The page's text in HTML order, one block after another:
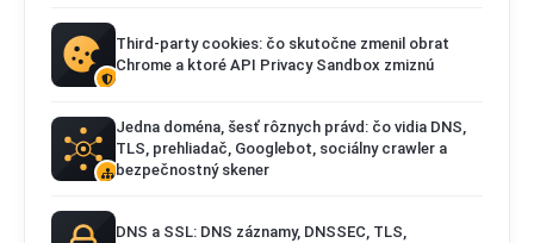
Third-party cookies: čo skutočne zmenil obrat
Chrome a ktoré API Privacy Sandbox zmiznú
Jedna doména, šesť rôznych právd: čo vidia DNS,
TLS, prehliadač, Googlebot, sociálny crawler a
bezpečnostný skener
DNS a SSL: DNS záznamy, DNSSEC, TLS,